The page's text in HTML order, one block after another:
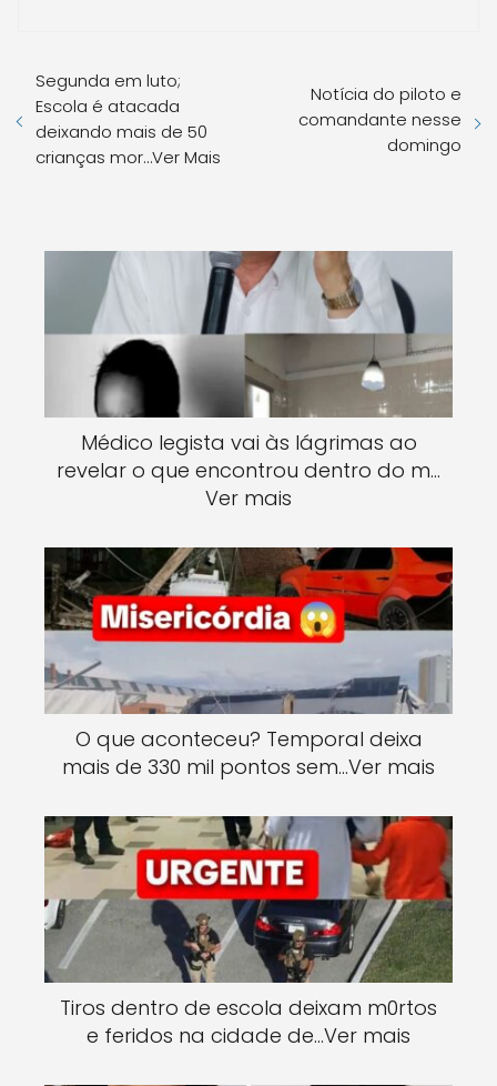
Segunda em luto;
Escola é atacada
deixando mais de 50
crianças mor…Ver Mais
Notícia do piloto e
comandante nesse
domingo
Médico legista vai às lágrimas ao
revelar o que encontrou dentro do m…
Ver mais
O que aconteceu? Temporal deixa
mais de 330 mil pontos sem…Ver mais
Tiros dentro de escola deixam m0rtos
e feridos na cidade de…Ver mais